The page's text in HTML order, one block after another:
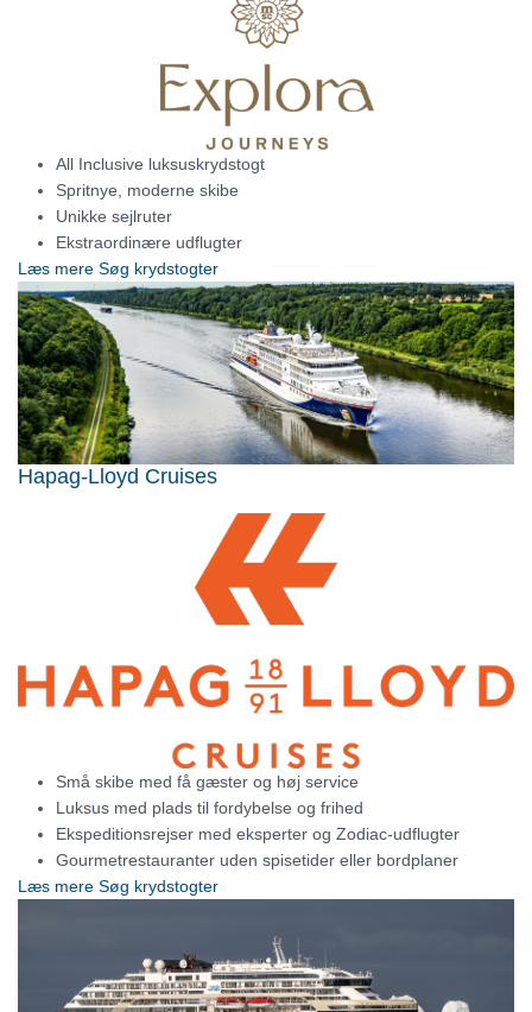
All Inclusive luksuskrydstogt
Spritnye, moderne skibe
Unikke sejlruter
Ekstraordinære udflugter
Læs mere Søg krydstogter
Hapag-Lloyd Cruises
Små skibe med få gæster og høj service
Luksus med plads til fordybelse og frihed
Ekspeditionsrejser med eksperter og Zodiac-udflugter
Gourmetrestauranter uden spisetider eller bordplaner
Læs mere Søg krydstogter